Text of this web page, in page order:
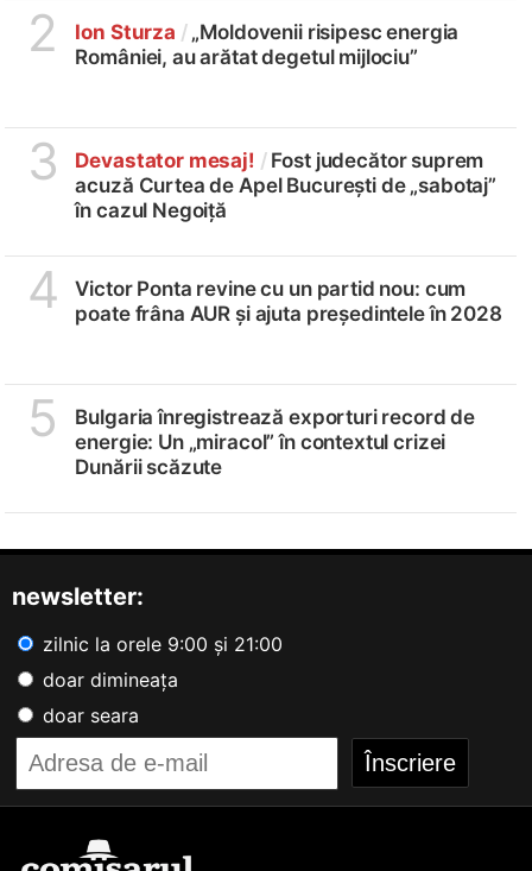
2 Ion Sturza /„Moldovenii risipesc energia
României, au arătat degetul mijlociu”
3 Devastator mesaj! / Fost judecător suprem
acuză Curtea de Apel București de „sabotaj”
în cazul Negoiță
4
Victor Ponta revine cu un partid nou: cum
poate frâna AUR și ajuta președintele în 2028
5
Bulgaria înregistrează exporturi record de
energie: Un „miracol” în contextul crizei
Dunării scăzute
newsletter:
zilnic la orele 9:00 și 21:00
doar dimineața
doar seara